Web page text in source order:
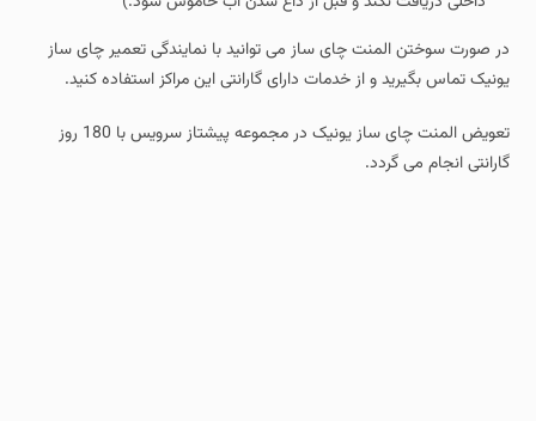
در صورت سوختن المنت چای ساز می توانید با نمایندگی تعمیر چای ساز
یونیک تماس بگیرید و از خدمات دارای گارانتی این مراکز استفاده کنید.
تعویض المنت چای ساز یونیک در مجموعه پیشتاز سرویس با 180 روز
گارانتی انجام می گردد.